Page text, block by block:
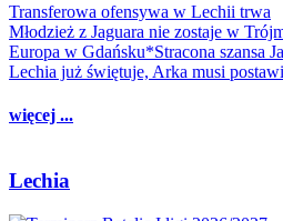
Transferowa ofensywa w Lechii trwa
Młodzież z Jaguara nie zostaje w
Europa w Gdańsku*Stracona szansa
Lechia już świętuje, Arka musi
więcej ...
Lechia